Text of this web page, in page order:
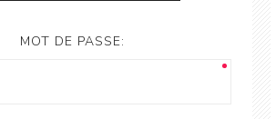
MOT DE PASSE: